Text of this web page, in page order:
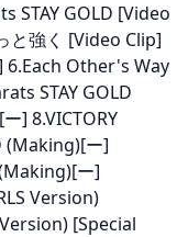
STAY GOLD [Video
と強く [Video Clip]
6.Each Other's Way
STAY GOLD
] 8.VICTORY
(Making)[ー]
ー]
Version)
[Special